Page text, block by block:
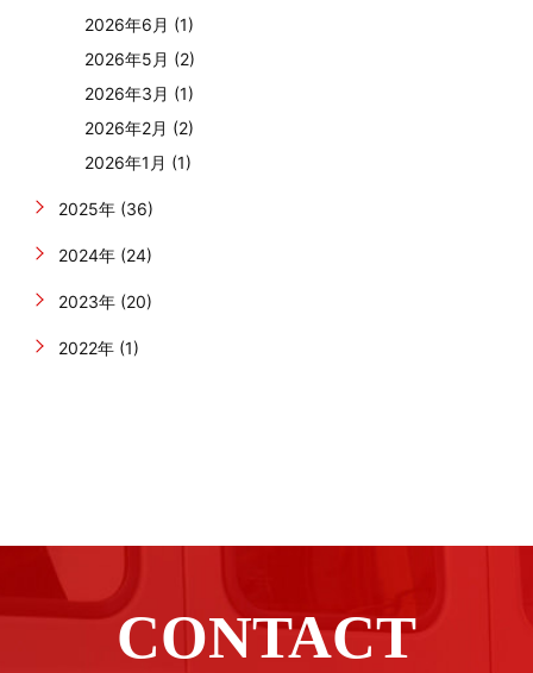
2026年6月 (1)
2026年5月 (2)
2026年3月 (1)
2026年2月 (2)
2026年1月 (1)
2025年 (36)
2024年 (24)
2023年 (20)
2022年 (1)
CONTACT